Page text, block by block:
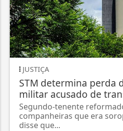
JUSTIÇA
STM determina perda
militar acusado de
Segundo-tenente
companheiras que era
disse que...